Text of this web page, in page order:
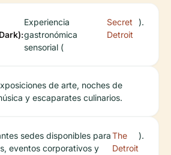
Experiencia
gastronómica
sensorial (
Secret
Detroit
).
de arte, noches de
y escaparates culinarios.
sedes disponibles para
eventos corporativos y
The
Detroit
).